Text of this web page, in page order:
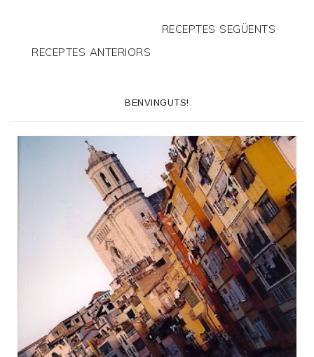
RECEPTES SEGÜENTS
RECEPTES ANTERIORS
BENVINGUTS!